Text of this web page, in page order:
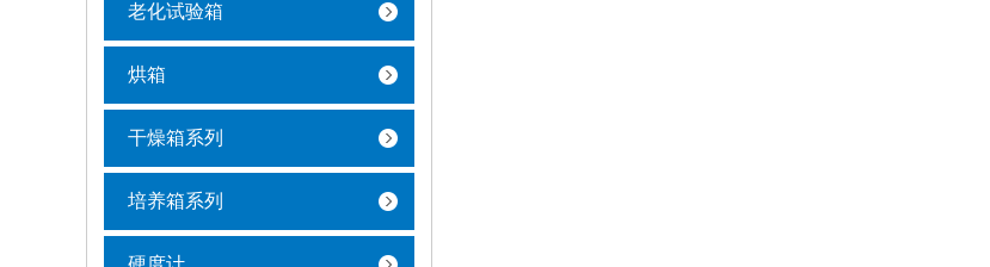
老化试验箱
烘箱
干燥箱系列
培养箱系列